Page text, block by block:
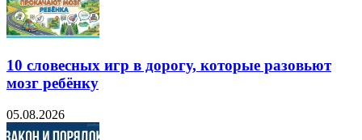
10 словесных игр в дорогу, которые разовьют
мозг ребёнку
05.08.2026